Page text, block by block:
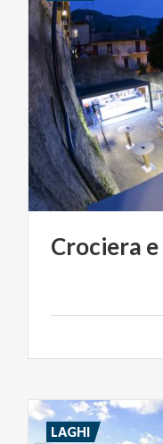
Crociera e
LAGHI